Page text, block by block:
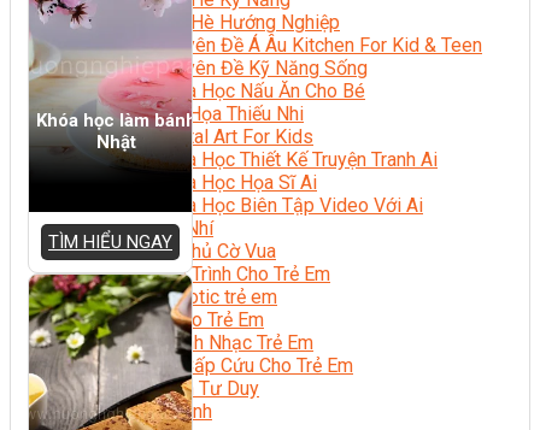
Trại Hè Hướng Nghiệp
Chuyên Đề Á Âu Kitchen For Kid & Teen
Chuyên Đề Kỹ Năng Sống
Khóa Học Nấu Ăn Cho Bé
Hội Họa Thiếu Nhi
Digital Art For Kids
Khóa Học Thiết Kế Truyện Tranh Ai
Khóa Học Họa Sĩ Ai
Khóa Học Biên Tập Video Với Ai
Mc Nhí
Kỳ Thủ Cờ Vua
Lập Trình Cho Trẻ Em
Robotic trẻ em
Piano Trẻ Em
Thanh Nhạc Trẻ Em
Sơ Cấp Cứu Cho Trẻ Em
Toán Tư Duy
Bếp Gia Đình
Khóa học làm bánh
Nhật
TÌM HIỂU NGAY